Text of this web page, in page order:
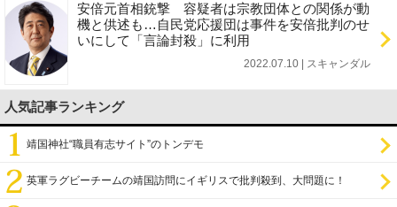
安倍元首相銃撃 容疑者は宗教団体との関係が動
機と供述も…自民党応援団は事件を安倍批判のせ
いにして「言論封殺」に利用
2022.07.10 | スキャンダル
人気記事ランキング
靖国神社“職員有志サイト”のトンデモ
英軍ラグビーチームの靖国訪問にイギリスで批判殺到、大問題に！